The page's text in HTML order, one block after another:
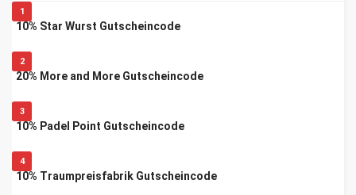
1
10% Star Wurst Gutscheincode
2
20% More and More Gutscheincode
3
10% Padel Point Gutscheincode
4
10% Traumpreisfabrik Gutscheincode